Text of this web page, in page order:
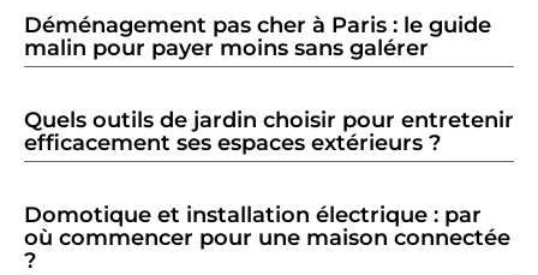
Déménagement pas cher à Paris : le guide
malin pour payer moins sans galérer
Quels outils de jardin choisir pour entretenir
efficacement ses espaces extérieurs ?
Domotique et installation électrique : par
où commencer pour une maison connectée
?